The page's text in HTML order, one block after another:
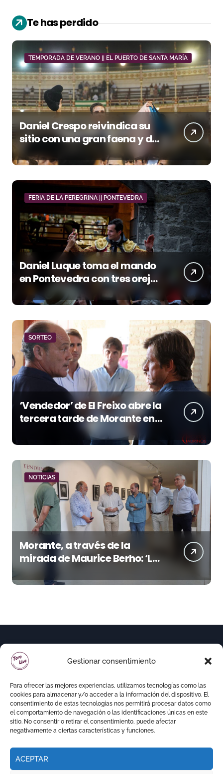
Gestionar consentimiento
Para ofrecer las mejores experiencias, utilizamos tecnologías como las
cookies para almacenar y/o acceder a la información del dispositivo. El
consentimiento de estas tecnologías nos permitirá procesar datos como
el comportamiento de navegación o las identificaciones únicas en este
sitio. No consentir o retirar el consentimiento, puede afectar
negativamente a ciertas características y funciones.
ACEPTAR
Te has perdido
TEMPORADA DE VERANO || EL PUERTO DE SANTA MARÍA
Daniel Crespo reivindica su
sitio con una gran faena y dos
orejas
FERIA DE LA PEREGRINA || PONTEVEDRA
Daniel Luque toma el mando
en Pontevedra con tres orejas
y una Puerta Grande de peso
SORTEO
‘Vendedor’ de El Freixo abre la
tercera tarde de Morante en
la temporada portuense
NOTICIAS
Morante, a través de la
mirada de Maurice Berho: ‘La
belleza del misterio’ llega a La
Malagueta